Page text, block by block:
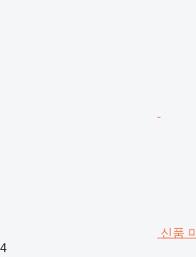
신품
4